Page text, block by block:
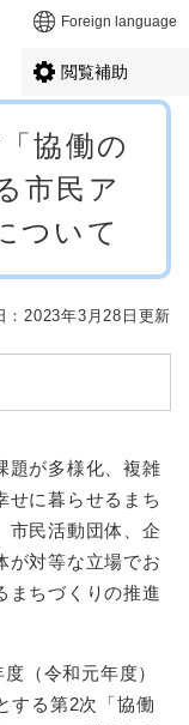
Foreign language
閲覧補助
協働の
市民ア
ついて
：2023年3月28日更新
題が多様化、複雑
せに暮らせるまち
市民活動団体、企
が対等な立場でお
まちづくりの推進
（令和元年度）
する第2次「協働